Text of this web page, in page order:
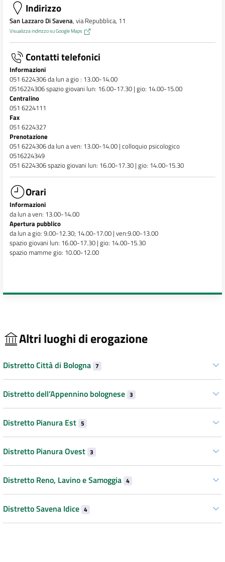
Indirizzo
San Lazzaro Di Savena, via Repubblica, 11
Visualizza indirizzo su Google Maps
Contatti telefonici
Informazioni
051 6224306 da lun a gio : 13.00-14.00
0516224306 spazio giovani lun: 16.00-17.30 | gio: 14.00-15.00
Centralino
051 6224111
Fax
051 6224327
Prenotazione
051 6224306 da lun a ven: 13.00-14.00 | colloquio psicologico
0516224349
051 6224306 spazio giovani lun: 16.00-17.30 | gio: 14.00-15.30
Orari
Informazioni
da lun a ven: 13.00-14.00
Apertura pubblico
da lun a gio: 9.00-12.30; 14.00-17.00 | ven:9.00-13.00
spazio giovani lun: 16.00-17.30 | gio: 14.00-15.30
spazio mamme gio: 10.00-12.00
Altri luoghi di erogazione
Distretto Città di Bologna 7
Distretto dell’Appennino bolognese 3
Distretto Pianura Est 5
Distretto Pianura Ovest 3
Distretto Reno, Lavino e Samoggia 4
Distretto Savena Idice 4